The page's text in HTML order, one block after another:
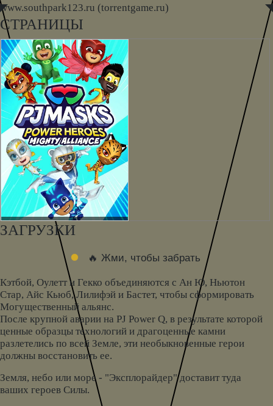
www.southpark123.ru (torrentgame.ru)
◤ ◥
СТРАНИЦЫ
ЗАГРУЗКИ
🔥 Жми, чтобы забрать
Кэтбой, Оулетт и Гекко объединяются с Ан Ю, Ньютон
Стар, Айс Кьюб, Лилифэй и Бастет, чтобы сформировать
Могущественный альянс.
После крупной аварии на PJ Power Q, в результате которой
ценные образцы технологий и драгоценные камни
разлетелись по всей Земле, эти необыкновенные герои
должны восстановить ее.
Земля, небо или море - "Эксплорайдер" доставит туда
ваших героев Силы.